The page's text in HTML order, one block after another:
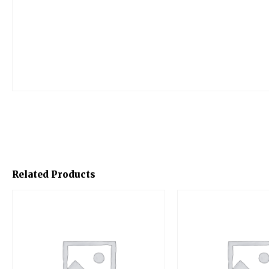
Related Products